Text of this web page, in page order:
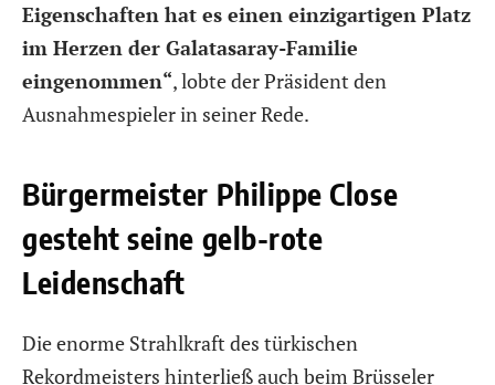
Eigenschaften hat es einen einzigartigen Platz
im Herzen der Galatasaray-Familie
eingenommen“, lobte der Präsident den
Ausnahmespieler in seiner Rede.
Bürgermeister Philippe Close
gesteht seine gelb-rote
Leidenschaft
Die enorme Strahlkraft des türkischen
Rekordmeisters hinterließ auch beim Brüsseler